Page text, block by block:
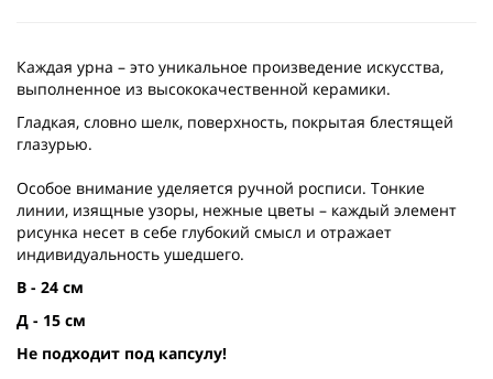
Каждая урна – это уникальное произведение искусства,
выполненное из высококачественной керамики.
Гладкая, словно шелк, поверхность, покрытая блестящей
глазурью.
Особое внимание уделяется ручной росписи. Тонкие
линии, изящные узоры, нежные цветы – каждый элемент
рисунка несет в себе глубокий смысл и отражает
индивидуальность ушедшего.
В - 24 см
Д - 15 см
Не подходит под капсулу!